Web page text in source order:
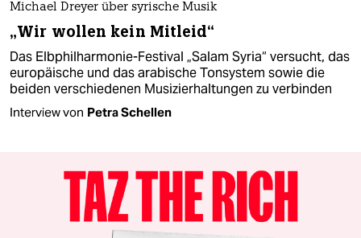
Michael Dreyer über syrische Musik
„Wir wollen kein Mitleid“
Das Elbphilharmonie-Festival „Salam Syria“ versucht, das
europäische und das arabische Tonsystem sowie die
beiden verschiedenen Musizierhaltungen zu verbinden
Interview von Petra Schellen